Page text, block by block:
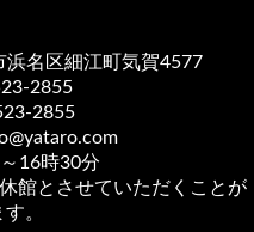
名区細江町気賀4577
2855
2855
16時30分
館とさせていただくことが
。